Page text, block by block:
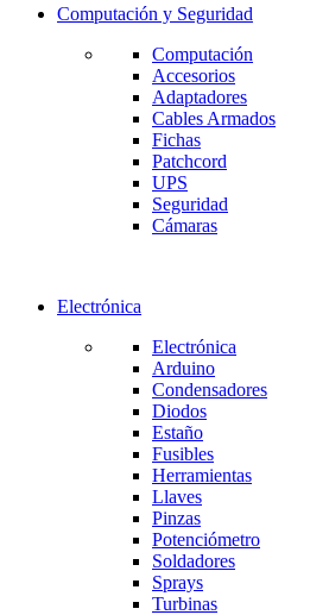
Computación y Seguridad
Computación
Accesorios
Adaptadores
Cables Armados
Fichas
Patchcord
UPS
Seguridad
Cámaras
Electrónica
Electrónica
Arduino
Condensadores
Diodos
Estaño
Fusibles
Herramientas
Llaves
Pinzas
Potenciómetro
Soldadores
Sprays
Turbinas